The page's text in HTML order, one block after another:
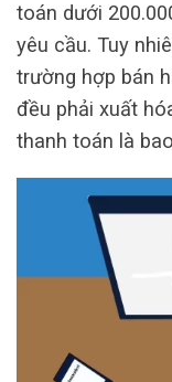
toán dưới
yêu cầu. Tuy
trường hợp bán
đều phải xuất
thanh toán là